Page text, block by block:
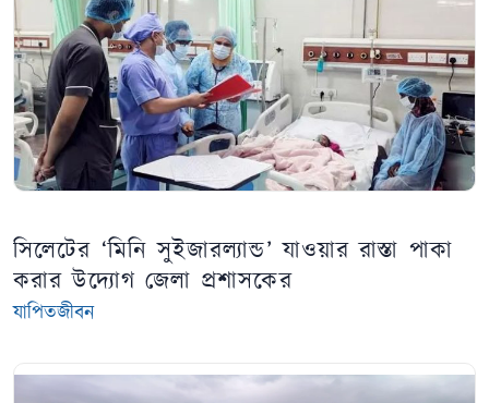
সিলেটের ‘মিনি সুইজারল্যান্ড’ যাওয়ার রাস্তা পাকা
করার উদ্যোগ জেলা প্রশাসকের
যাপিতজীবন